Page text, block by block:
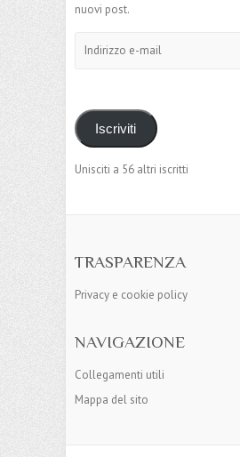
nuovi post.
Iscriviti
Unisciti a 56 altri iscritti
TRASPARENZA
Privacy e cookie policy
NAVIGAZIONE
Collegamenti utili
Mappa del sito